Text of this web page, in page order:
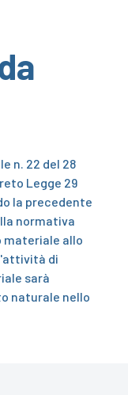
n. 22 del 28
Legge 29
la precedente
normativa
materiale allo
di
sarà
naturale nello